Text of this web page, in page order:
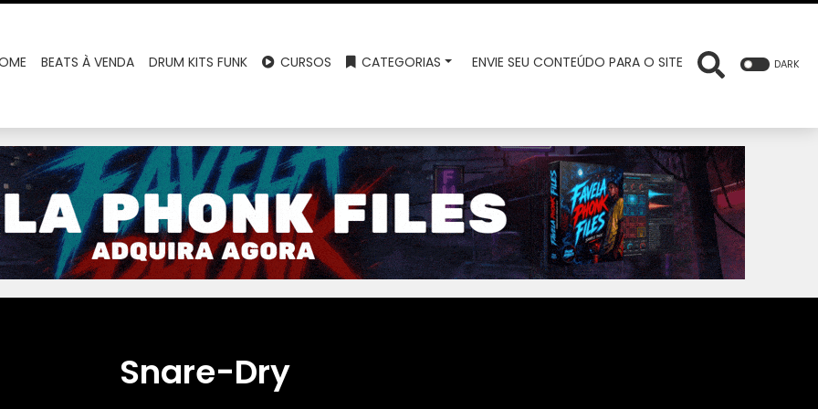
BEATS À VENDA DRUM KITS FUNK CURSOS CATEGORIAS ENVIE SEU CONTEÚDO PARA O SITE DARK
Snare-Dry